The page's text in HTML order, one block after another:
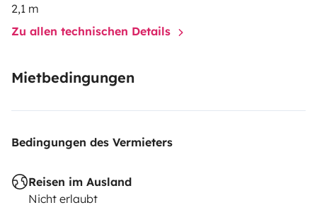
2,1 m
Zu allen technischen Details
Mietbedingungen
Bedingungen des Vermieters
Reisen im Ausland
Nicht erlaubt